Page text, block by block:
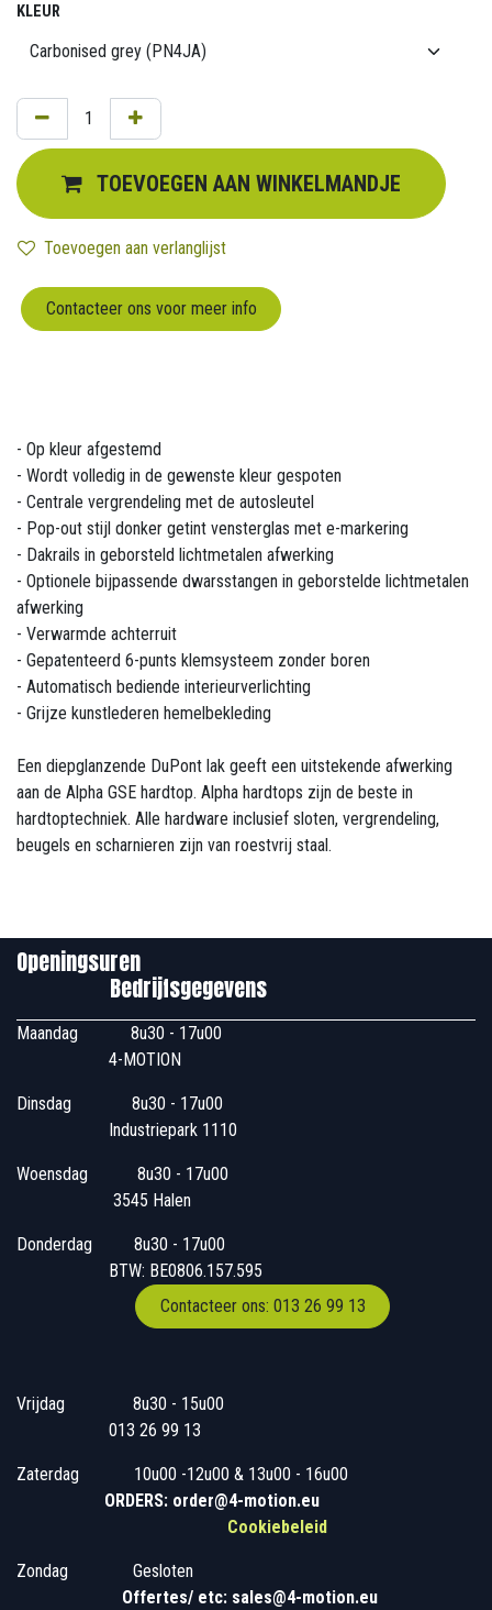
KLEUR
TOEVOEGEN AAN WINKELMANDJE
Toevoegen aan verlanglijst
Contacteer ons voor meer info
- Op kleur afgestemd
- Wordt volledig in de gewenste kleur gespoten
- Centrale vergrendeling met de autosleutel
- Pop-out stijl donker getint vensterglas met e-markering
- Dakrails in geborsteld lichtmetalen afwerking
- Optionele bijpassende dwarsstangen in geborstelde lichtmetalen
afwerking
- Verwarmde achterruit
- Gepatenteerd 6-punts klemsysteem zonder boren
- Automatisch bediende interieurverlichting
- Grijze kunstlederen hemelbekleding
Een diepglanzende DuPont lak geeft een uitstekende afwerking
aan de Alpha GSE hardtop. Alpha hardtops zijn de beste in
hardtoptechniek. Alle hardware inclusief sloten, vergrendeling,
beugels en scharnieren zijn van roestvrij staal.
Openingsuren
Bedrijfsgegevens
Maandag
​8u30 - 17u00
4-MOTION
Dinsdag
​8u30 - 17u00
Industriepark 1110
Woensdag
​​​ 8u30 - 17u00
3545 Halen
Donderdag
​​8u30 - 17u00
BTW: BE0806.157.595
Contacteer ons: 013 26 99 13
Vrijdag
​8u30 - 15u00
013 26 99 13
Zaterdag
​10u00 -12u00 & 13u00 - 16u00
ORDERS: order@4-motion.eu
Cookiebeleid
Zondag
​​Gesloten
Offertes/ etc: sales@4-motion.eu